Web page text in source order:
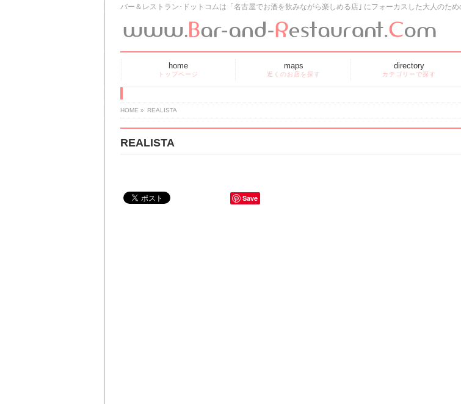
バー＆レストラン･ドットコムは「名古屋でお酒を飲みながら楽しめる店｣ にフォーカスした大人のた
home
トップページ
maps
近くのお店を探す
directory
カテゴリーで探す
HOME » REALISTA
REALISTA
Save